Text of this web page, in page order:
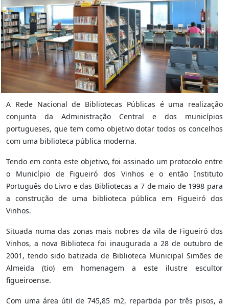
A Rede Nacional de Bibliotecas Públicas é uma realização
conjunta da Administração Central e dos municípios
portugueses, que tem como objetivo dotar todos os concelhos
com uma biblioteca pública moderna.
Tendo em conta este objetivo, foi assinado um protocolo entre
o Município de Figueiró dos Vinhos e o então Instituto
Português do Livro e das Bibliotecas a 7 de maio de 1998 para
a construção de uma biblioteca pública em Figueiró dos
Vinhos.
Situada numa das zonas mais nobres da vila de Figueiró dos
Vinhos, a nova Biblioteca foi inaugurada a 28 de outubro de
2001, tendo sido batizada de Biblioteca Municipal Simões de
Almeida (tio) em homenagem a este ilustre escultor
figueiroense.
Com uma área útil de 745,85 m2, repartida por três pisos, a